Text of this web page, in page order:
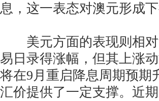
息，这一表态对澳元形成下
美元方面的表现则相对
易日录得涨幅，但其上涨
将在9月重启降息周期预期
汇价提供了一定支撑。近